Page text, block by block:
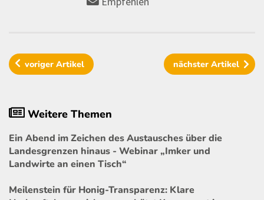
vorigerArtikel nächster Artikel
Weitere Themen
Ein Abend im Zeichen des Austausches über die
Landesgrenzen hinaus - Webinar „Imker und
Landwirte an einen Tisch“
Meilenstein für Honig-Transparenz: Klare